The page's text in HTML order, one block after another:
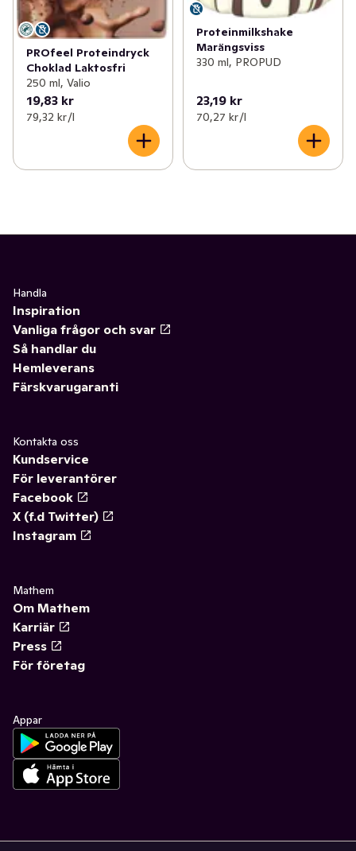
PROfeel Proteindryck
Choklad Laktosfri
250 ml, Valio
19,83 kr
79,32 kr /l
Proteinmilkshake
Marängsviss
330 ml, PROPUD
23,19 kr
70,27 kr /l
Handla
Inspiration
Vanliga frågor och svar
Så handlar du
Hemleverans
Färskvarugaranti
Kontakta oss
Kundservice
För leverantörer
Facebook
X (f.d Twitter)
Instagram
Mathem
Om Mathem
Karriär
Press
För företag
Appar